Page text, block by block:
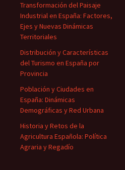
Transformación del Paisaje
Industrial en España: Factores,
Ejes y Nuevas Dinámicas
Territoriales
Distribución y Características
del Turismo en España por
Provincia
Población y Ciudades en
España: Dinámicas
Demográficas y Red Urbana
Historia y Retos de la
Agricultura Española: Política
Agraria y Regadío